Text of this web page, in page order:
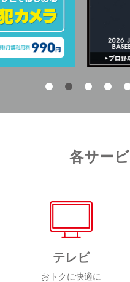
各サー
テレビ
おトクに快適に